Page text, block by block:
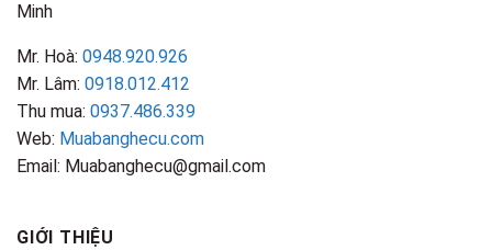
Minh
Mr. Hoà: 0948.920.926
Mr. Lâm: 0918.012.412
Thu mua: 0937.486.339
Web: Muabanghecu.com
Email: Muabanghecu@gmail.com
GIỚI THIỆU